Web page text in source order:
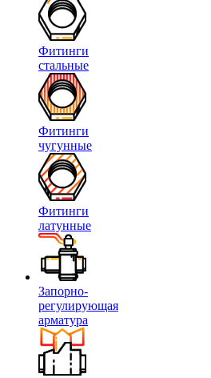
Фитинги
стальные
Фитинги
чугунные
Фитинги
латунные
Запорно-
регулирующая
арматура